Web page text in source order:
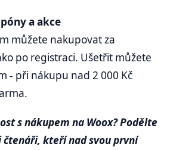
a akce
můžete nakupovat za
po registraci. Ušetřit můžete
- při nákupu nad 2 000 Kč
s nákupem na Woox? Podělte
čtenáři, kteří nad svou první